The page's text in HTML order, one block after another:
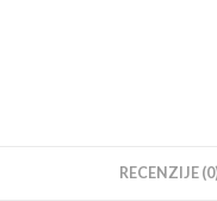
RECENZIJE